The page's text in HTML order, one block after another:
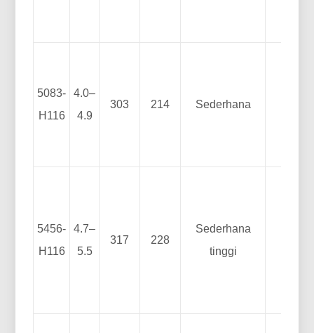
5083-
H116
4.0–
4.9
303 214 Sederhana
5456-
H116
4.7–
5.5
317 228
Sederhana
tinggi